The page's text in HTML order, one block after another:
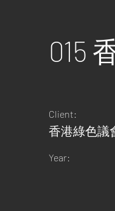
015
Client:
香港綠色議
Year: